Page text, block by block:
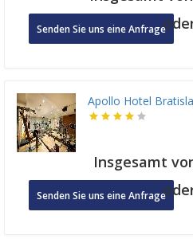
Senden Sie uns eine Anfrage
Apollo Hotel
Insgesamt
Senden Sie uns eine Anfrage